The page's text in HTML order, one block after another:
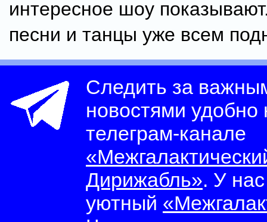
интересное шоу
песни и танцы уже всем
Следить за
новостями
телеграм-канале
Дирижабль». У
уютный